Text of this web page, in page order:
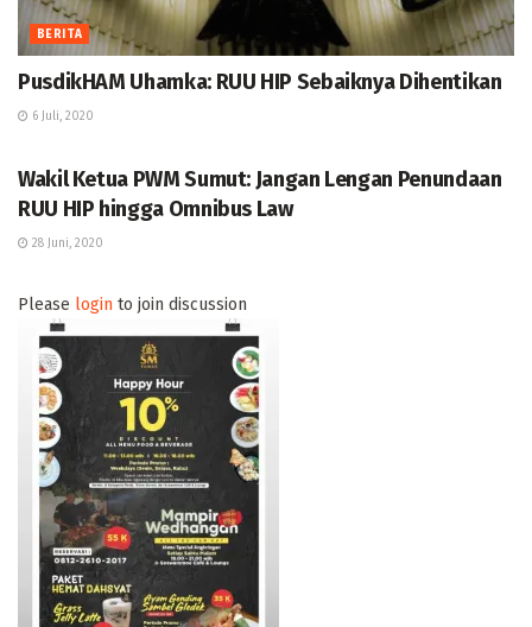
BERITA
PusdikHAM Uhamka: RUU HIP Sebaiknya Dihentikan
6 Juli, 2020
Wakil Ketua PWM Sumut: Jangan Lengan Penundaan
RUU HIP hingga Omnibus Law
28 Juni, 2020
Please login to join discussion